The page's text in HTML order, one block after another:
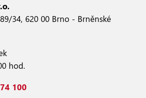
34, 620 00 Brno - Brněnské
hod.
100